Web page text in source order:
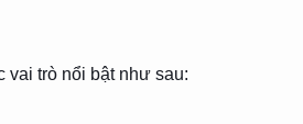
vai trò nổi bật như sau: